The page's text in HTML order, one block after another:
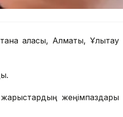
қаласы, Алматы, Ұлытау
жарыстардың жеңімпаздары